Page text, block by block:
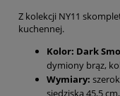
Z kolekcji NY11
kuchennej.
Kolor: Dark
dymiony brąz,
Wymiary:
siedziska 45,5